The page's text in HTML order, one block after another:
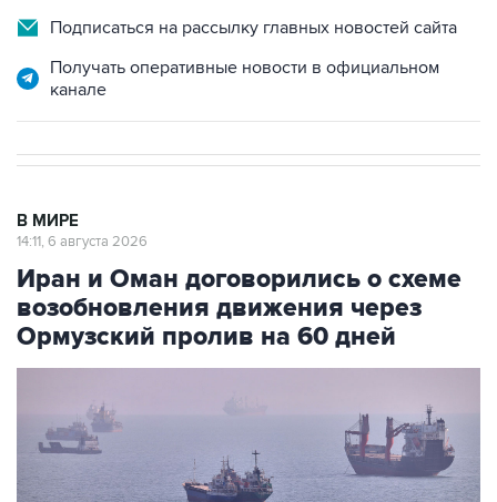
Подписаться на рассылку главных новостей сайта
Получать оперативные новости в официальном
канале
В МИРЕ
14:11, 6 августа 2026
Иран и Оман договорились о схеме
возобновления движения через
Ормузский пролив на 60 дней